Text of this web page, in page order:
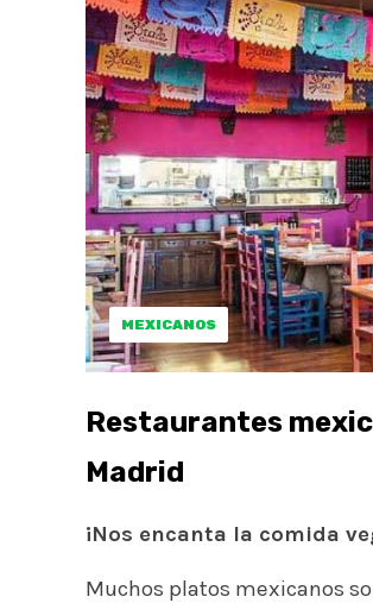
MEXICANOS
Restaurantes
Madrid
¡Nos encanta la comida
Muchos platos mexicanos